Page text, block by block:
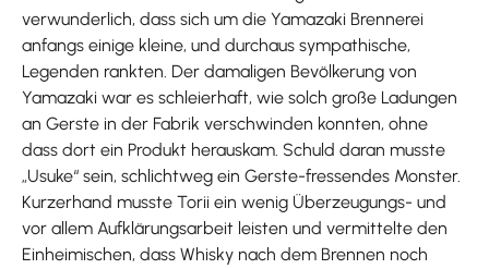
verwunderlich, dass sich um die Yamazaki Brennerei
anfangs einige kleine, und durchaus sympathische,
Legenden rankten. Der damaligen Bevölkerung von
Yamazaki war es schleierhaft, wie solch große Ladungen
an Gerste in der Fabrik verschwinden konnten, ohne
dass dort ein Produkt herauskam. Schuld daran musste
„Usuke“ sein, schlichtweg ein Gerste-fressendes Monster.
Kurzerhand musste Torii ein wenig Überzeugungs- und
vor allem Aufklärungsarbeit leisten und vermittelte den
Einheimischen, dass Whisky nach dem Brennen noch